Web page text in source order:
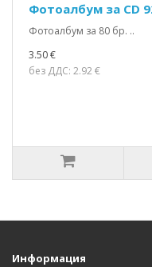
Фотоалбум за CD
Фотоалбум за 80 бр. ..
3.50 €
без ДДС: 2.92 €
Информация